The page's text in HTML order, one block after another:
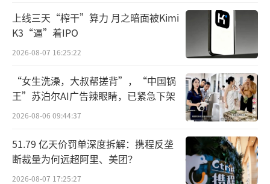
开业，“以茶会友，用一杯茶链接每人每天，
这个使命将继续践行”。
王茶姬的现代化演绎，激发出茶这个历史悠
久、为全世界消费者广泛喜爱的饮品的活力。
霸王茶姬上市“不仅代表着我们开始面向更加
广阔的投资者市场，也代表着我们朝着我们的
愿景更进了一步。”
上线三天“榨干”算力 月之暗面被Kimi
K3“逼”着IPO
2026-08-07 16:25:22
“女生洗澡，大叔帮搓背”，“中国锅
王”苏泊尔AI广告辣眼睛，已紧急下架
2026-08-06 09:44:37
51.79 亿天价罚单深度拆解：携程反垄
断裁量为何远超阿里、美团？
2026-08-07 17:25:27